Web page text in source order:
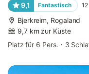
9,1 Fantastisch 12
Bjerkreim, Rogaland
9,7 km zur Küste
Platz für 6 Pers.
3